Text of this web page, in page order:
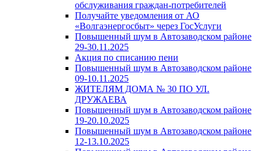
обслуживания граждан-потребителей
Получайте уведомления от АО
«Волгаэнергосбыт» через ГосУслуги
Повышенный шум в Автозаводском районе
29-30.11.2025
Акция по списанию пени
Повышенный шум в Автозаводском районе
09-10.11.2025
ЖИТЕЛЯМ ДОМА № 30 ПО УЛ.
ДРУЖАЕВА
Повышенный шум в Автозаводском районе
19-20.10.2025
Повышенный шум в Автозаводском районе
12-13.10.2025